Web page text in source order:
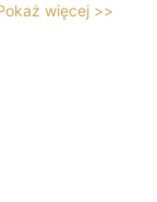
więcej >>